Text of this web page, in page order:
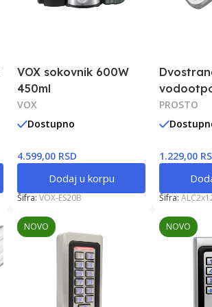
VOX sokovnik 600W
450ml
VOX
Dostupno
4.599,00 RSD
Dodaj u korpu
Šifra:VOX-ES20B
armatura
T8LED
PROSTO
1.229,00
Šifra:
NOVO NOVO